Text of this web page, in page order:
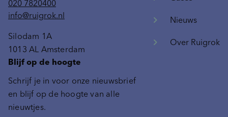
020 7820400
info@ruigrok.nl
Silodam 1A
1013 AL Amsterdam
Nieuws
Over Ruigrok
Blijf op de hoogte
Schrijf je in voor onze nieuwsbrief
en blijf op de hoogte van alle
nieuwtjes.